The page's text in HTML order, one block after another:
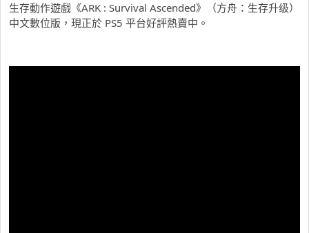
生存動作遊戲《ARK : Survival Ascended》（方舟：生存升级）
中文數位版，現正於 PS5 平台好評熱賣中。